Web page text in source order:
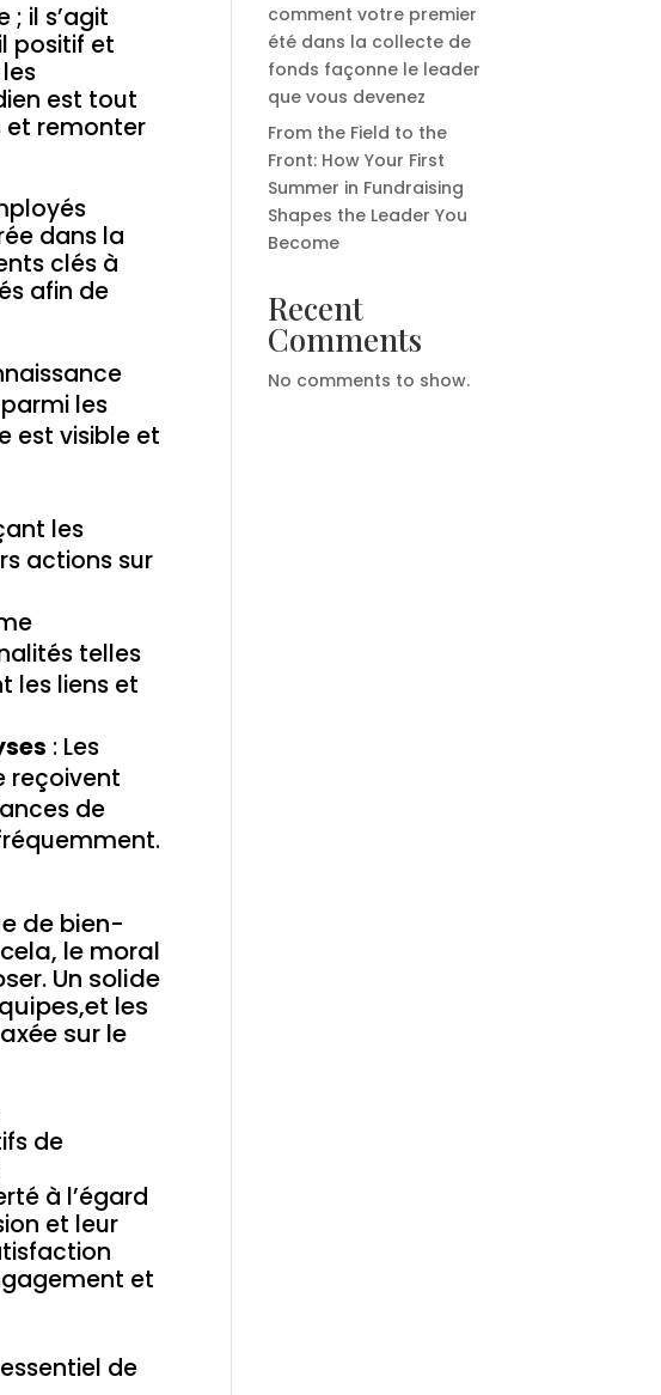
il s’agit
positif et
est tout
et remonter
dans la
clés à
afin de
les
est visible et
les
actions sur
telles
les liens et
: Les
reçoivent
de
de bien-
le moral
Un solide
les
sur le
de
à l’égard
et leur
et
de
comment votre premier
été dans la collecte de
fonds façonne le leader
que vous devenez
From the Field to the
Front: How Your First
Summer in Fundraising
Shapes the Leader You
Become
Recent
Comments
No comments to show.